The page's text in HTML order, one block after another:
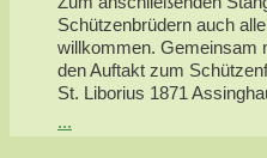
Schützenbrüdern auch
willkommen. Gemeinsam
den Auftakt zum
St. Liborius 1871
...